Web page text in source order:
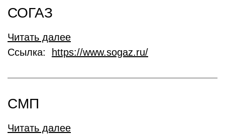
СОГАЗ
Читать далее
Ссылка:
https://www.sogaz.ru/
СМП
Читать далее